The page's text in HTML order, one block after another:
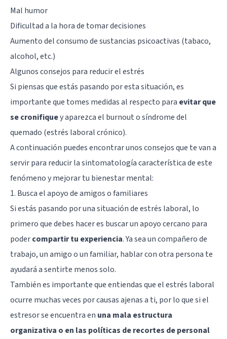
Mal humor
Dificultad a la hora de tomar decisiones
Aumento del consumo de sustancias psicoactivas (tabaco,
alcohol, etc.)
Algunos consejos para reducir el estrés
Si piensas que estás pasando por esta situación, es
importante que tomes medidas al respecto para evitar que
se cronifiquey aparezca el burnouto síndrome del
quemado (estrés laboral crónico).
A continuación puedes encontrar unos consejos que te van a
servir para reducir la sintomatología característica de este
fenómeno y mejorar tu bienestar mental:
1. Busca el apoyo de amigos o familiares
Si estás pasando por una situación de estrés laboral, lo
primero que debes hacer es buscar un apoyo cercano para
podercompartir tu experiencia. Ya sea un compañero de
trabajo, un amigo o un familiar, hablar con otra persona te
ayudará a sentirte menos solo.
También es importante que entiendas que el estrés laboral
ocurre muchas veces por causas ajenas a ti, por lo que si el
estresor se encuentra en una mala estructura
organizativa o en las políticas de recortes de personal